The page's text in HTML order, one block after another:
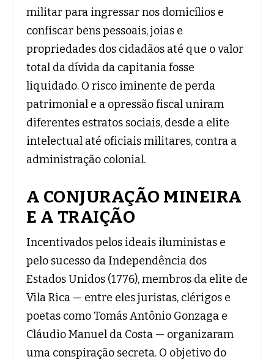
militar para ingressar nos domicílios e
confiscar bens pessoais, joias e
propriedades dos cidadãos até que o valor
total da dívida da capitania fosse
liquidado. O risco iminente de perda
patrimonial e a opressão fiscal uniram
diferentes estratos sociais, desde a elite
intelectual até oficiais militares, contra a
administração colonial.
A CONJURAÇÃO MINEIRA
E A TRAIÇÃO
Incentivados pelos ideais iluministas e
pelo sucesso da Independência dos
Estados Unidos (1776), membros da elite de
Vila Rica — entre eles juristas, clérigos e
poetas como Tomás Antônio Gonzaga e
Cláudio Manuel da Costa — organizaram
uma conspiração secreta. O objetivo do